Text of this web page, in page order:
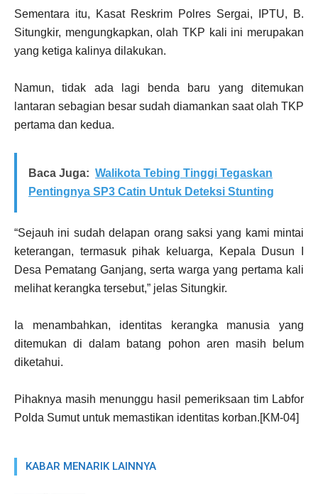
Sementara itu, Kasat Reskrim Polres Sergai, IPTU, B.
Situngkir, mengungkapkan, olah TKP kali ini merupakan
yang ketiga kalinya dilakukan.
Namun, tidak ada lagi benda baru yang ditemukan
lantaran sebagian besar sudah diamankan saat olah TKP
pertama dan kedua.
Baca Juga: Walikota Tebing Tinggi Tegaskan
Pentingnya SP3 Catin Untuk Deteksi Stunting
“Sejauh ini sudah delapan orang saksi yang kami mintai
keterangan, termasuk pihak keluarga, Kepala Dusun I
Desa Pematang Ganjang, serta warga yang pertama kali
melihat kerangka tersebut,” jelas Situngkir.
Ia menambahkan, identitas kerangka manusia yang
ditemukan di dalam batang pohon aren masih belum
diketahui.
Pihaknya masih menunggu hasil pemeriksaan tim Labfor
Polda Sumut untuk memastikan identitas korban.[KM-04]
KABAR MENARIK LAINNYA